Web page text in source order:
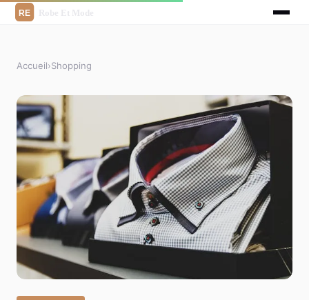
Accueil›Shopping